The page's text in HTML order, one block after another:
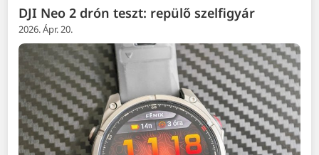
DJI Neo 2 drón teszt: repülő szelfigyár
2026. Ápr. 20.